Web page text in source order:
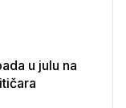
u julu na